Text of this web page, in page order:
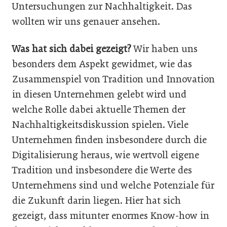
Untersuchungen zur Nachhaltigkeit. Das
wollten wir uns genauer ansehen.
Was hat sich dabei gezeigt?Wir haben uns
besonders dem Aspekt gewidmet, wie das
Zusammenspiel von Tradition und Innovation
in diesen Unternehmen gelebt wird und
welche Rolle dabei aktuelle Themen der
Nachhaltigkeitsdiskussion spielen. Viele
Unternehmen finden insbesondere durch die
Digitalisierung heraus, wie wertvoll eigene
Tradition und insbesondere die Werte des
Unternehmens sind und welche Potenziale für
die Zukunft darin liegen. Hier hat sich
gezeigt, dass mitunter enormes Know-how in